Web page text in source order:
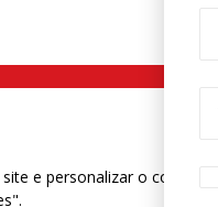
e personalizar o